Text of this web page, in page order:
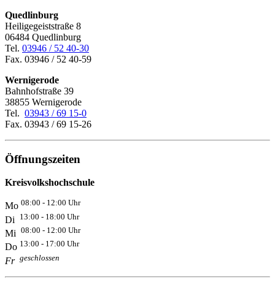
Quedlinburg
Heiligegeiststraße 8
06484 Quedlinburg
Tel. 03946 / 52 40-30
Fax. 03946 / 52 40-59
Wernigerode
Bahnhofstraße 39
38855 Wernigerode
Tel. 03943 / 69 15-0
Fax. 03943 / 69 15-26
Öffnungszeiten
Kreisvolkshochschule
Mo 08:00 - 12:00 Uhr
Di 13:00 - 18:00 Uhr
Mi 08:00 - 12:00 Uhr
Do 13:00 - 17:00 Uhr
Fr geschlossen